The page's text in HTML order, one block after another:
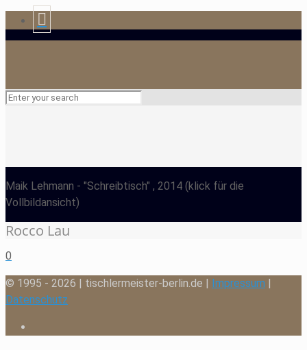
Maik Lehmann - "Schreibtisch" , 2014 (klick für die
Vollbildansicht)
Rocco Lau
0
© 1995 - 2026 | tischlermeister-berlin.de | Impressum
Datenschutz